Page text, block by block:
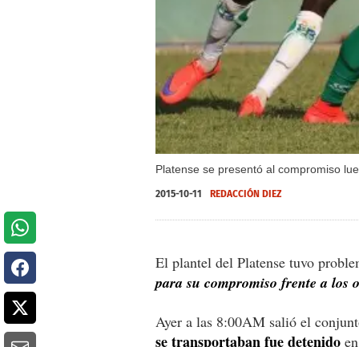
Platense se presentó al compromiso
2015-10-11 REDACCIÓN DIEZ
El plantel del Platense tuvo
para su compromiso frente a los
Ayer a las 8:00AM salió el
se transportaban fue detenido